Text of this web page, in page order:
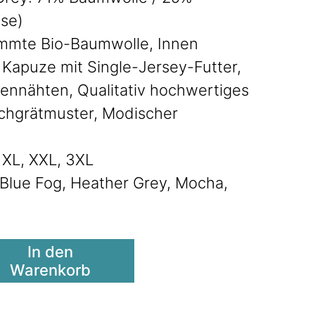
Bio-Baumwolle, Innen
mit Single-Jersey-Futter,
Qualitativ hochwertiges
Modischer
XXL, 3XL
Fog, Heather Grey, Mocha,